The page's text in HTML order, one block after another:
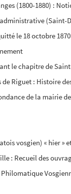
(1800-1880) :
(Saint-
le 18 octobre
le chapitre de
de Riguet : Histoire
de la mairie
vosgien) « hier
: Recueil des
Philomatique